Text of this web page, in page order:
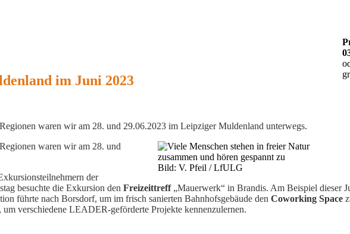
im Juni 2023
waren wir am 28. und 29.06.2023 im Leipziger Muldenland unterwegs.
Bild: V. Pfeil / LfULG
waren wir am 28. und
der
besuchte die Exkursion den Freizeittreff „Mauerwerk“ in Brandis. Am Beispiel dieser
führte nach Borsdorf, um im frisch sanierten Bahnhofsgebäude den Coworking Space
verschiedene LEADER-geförderte Projekte kennenzulernen.